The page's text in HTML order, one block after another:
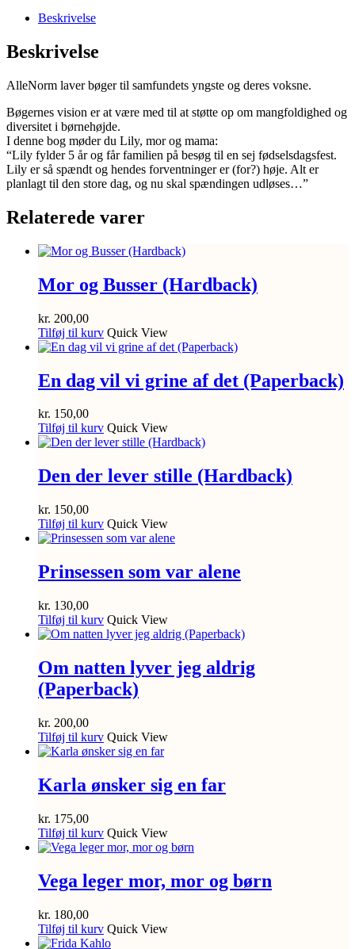
antalBeskrivelse
Beskrivelse
AlleNorm laver bøger til samfundets yngste og deres voksne.
Bøgernes vision er at være med til at støtte op om mangfoldighed og
diversitet i børnehøjde.
I denne bog møder du Lily, mor og mama:
“Lily fylder 5 år og får familien på besøg til en sej fødselsdagsfest.
Lily er så spændt og hendes forventninger er (for?) høje. Alt er
planlagt til den store dag, og nu skal spændingen udløses…”
Relaterede varer
Mor og Busser (Hardback)
kr. 200,00
Tilføj til kurv Quick View
En dag vil vi grine af det (Paperback)
kr. 150,00
Tilføj til kurv Quick View
Den der lever stille (Hardback)
kr. 150,00
Tilføj til kurv Quick View
Prinsessen som var alene
kr. 130,00
Tilføj til kurv Quick View
Om natten lyver jeg aldrig
(Paperback)
kr. 200,00
Tilføj til kurv Quick View
Karla ønsker sig en far
kr. 175,00
Tilføj til kurv Quick View
Vega leger mor, mor og børn
kr. 180,00
Tilføj til kurv Quick View